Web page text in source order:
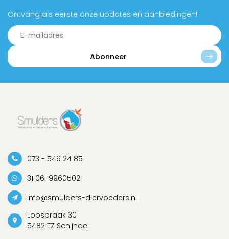
Ontvang als eerste onze updates en aanbiedingen!
Abonneer
073 - 549 24 85
31 06 19960502
info@smulders-diervoeders.nl
Loosbraak 30
5482 TZ Schijndel